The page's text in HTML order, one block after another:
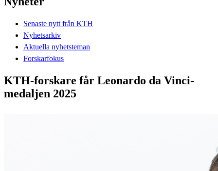
Senaste nytt från KTH
Nyhetsarkiv
Aktuella nyhetsteman
Forskarfokus
KTH-forskare får Leonardo da Vinci-
medaljen 2025